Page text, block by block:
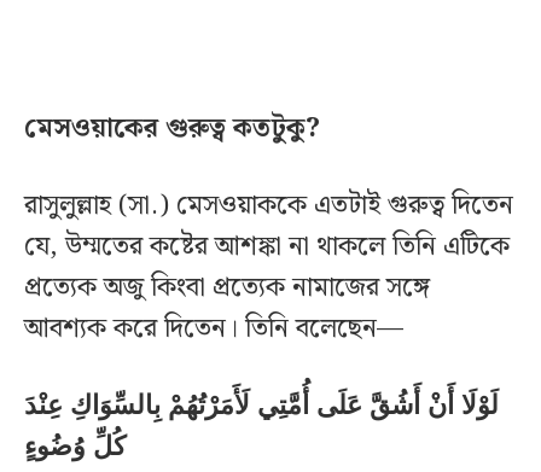
মেসওয়াকের গুরুত্ব কতটুকু?
রাসুলুল্লাহ (সা.) মেসওয়াককে এতটাই গুরুত্ব দিতেন
যে, উম্মতের কষ্টের আশঙ্কা না থাকলে তিনি এটিকে
প্রত্যেক অজু কিংবা প্রত্যেক নামাজের সঙ্গে
আবশ্যক করে দিতেন। তিনি বলেছেন—
لَوْلَا أَنْ أَشُقَّ عَلَى أُمَّتِي لَأَمَرْتُهُمْ بِالسِّوَاكِ عِنْدَ
كُلِّ وُضُوءٍ